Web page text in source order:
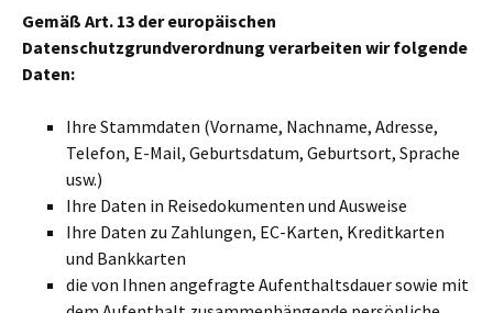
Gemäß Art. 13 der europäischen
Datenschutzgrundverordnung verarbeiten wir folgende
Daten:
Ihre Stammdaten (Vorname, Nachname, Adresse,
Telefon, E-Mail, Geburtsdatum, Geburtsort, Sprache
usw.)
Ihre Daten in Reisedokumenten und Ausweise
Ihre Daten zu Zahlungen, EC-Karten, Kreditkarten
und Bankkarten
die von Ihnen angefragte Aufenthaltsdauer sowie mit